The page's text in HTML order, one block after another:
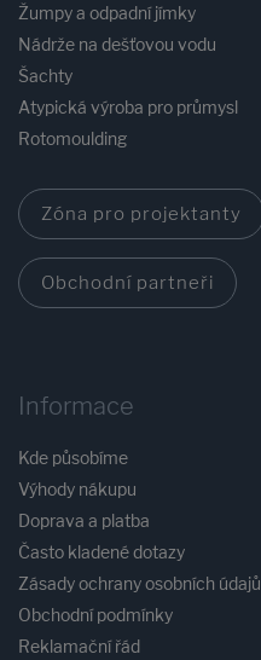
Žumpy a odpadní jímky
Nádrže na dešťovou vodu
Šachty
Atypická výroba pro průmysl
Rotomoulding
Zóna pro projektanty
Obchodní partneři
Informace
Kde působíme
Výhody nákupu
Doprava a platba
Často kladené dotazy
Zásady ochrany osobních údajů
Obchodní podmínky
Reklamační řád